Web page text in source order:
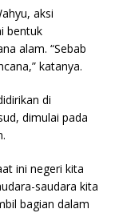
aksi
bentuk
alam. “Sebab
katanya.
di
dimulai pada
ini negeri kita
saudara kita
bagian dalam